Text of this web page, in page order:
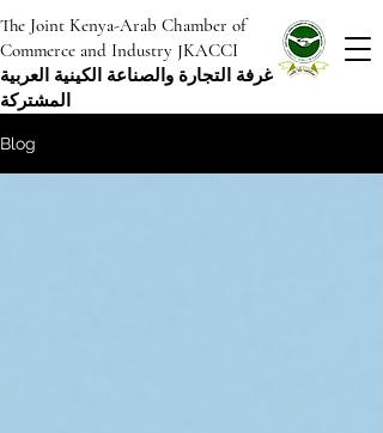
The Joint Kenya-Arab Chamber of
Commerce and Industry JKACCI
غرفة التجارة والصناعة الكينية العربية
المشتركة
Blog